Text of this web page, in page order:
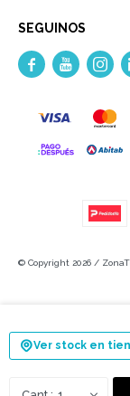
Ver stock en
SEGUINOS
  
© Copyright 2026 /